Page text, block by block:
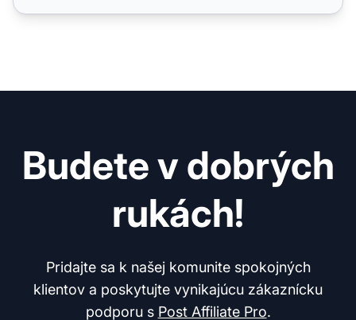
Budete v dobrých
rukách!
Pridajte sa k našej komunite spokojných
klientov a poskytujte vynikajúcu zákaznícku
podporu s Post Affiliate Pro.